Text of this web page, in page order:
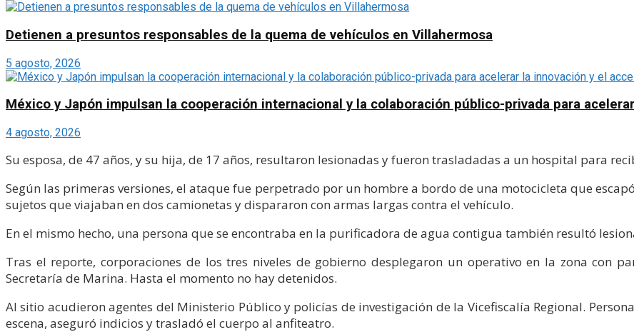
Detienen a presuntos responsables de la quema de vehículos en Villahermosa
5 agosto, 2026
México y Japón impulsan la cooperación internacional y la colaboración público-privada para
4 agosto, 2026
Su esposa, de 47 años, y su hija, de 17 años, resultaron lesionadas y fueron trasladadas a un hospital para
Según las primeras versiones, el ataque fue perpetrado por un hombre a bordo de una motocicleta que
sujetos que viajaban en dos camionetas y dispararon con armas largas contra el vehículo.
En el mismo hecho, una persona que se encontraba en la purificadora de agua contigua también resultó
Tras el reporte, corporaciones de los tres niveles de gobierno desplegaron un operativo en la zona con
Secretaría de Marina. Hasta el momento no hay detenidos.
Al sitio acudieron agentes del Ministerio Público y policías de investigación de la Vicefiscalía Regional.
escena, aseguró indicios y trasladó el cuerpo al anfiteatro.